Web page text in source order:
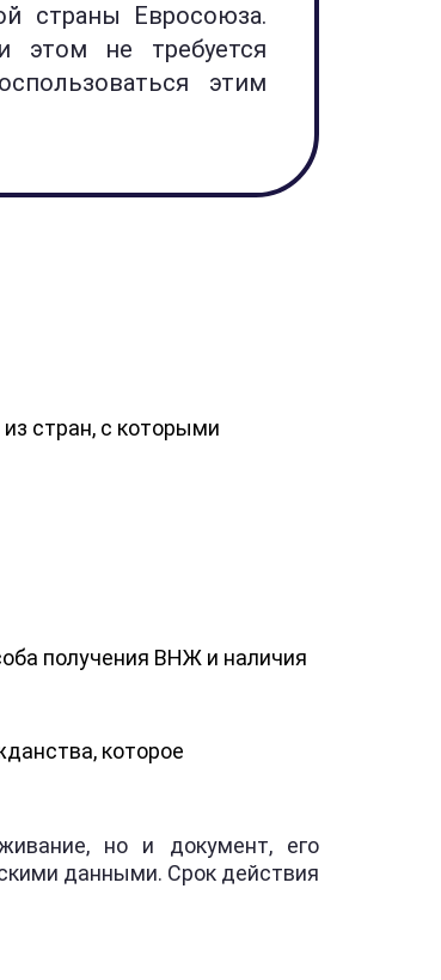
страны Евросоюза.
этом не требуется
этим
стран, с которыми
получения ВНЖ и наличия
которое
но и документ, его
данными. Срок действия